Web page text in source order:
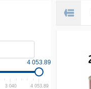
4 053.89
3 040 4 053.89